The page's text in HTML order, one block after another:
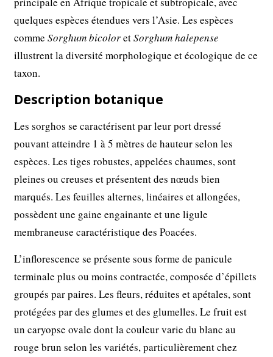
quelques espèces étendues vers l’Asie. Les espèces
commeSorghum bicoloretSorghum halepense
illustrent la diversité morphologique et écologique de ce
taxon.
Description botanique
Les sorghos se caractérisent par leur port dressé
pouvant atteindre 1 à 5 mètres de hauteur selon les
espèces. Les tiges robustes, appelées chaumes, sont
pleines ou creuses et présentent des nœuds bien
marqués. Les feuilles alternes, linéaires et allongées,
possèdent une gaine engainante et une ligule
membraneuse caractéristique des Poacées.
L’inflorescence se présente sous forme de panicule
terminale plus ou moins contractée, composée d’épillets
groupés par paires. Les fleurs, réduites et apétales, sont
protégées par des glumes et des glumelles. Le fruit est
un caryopse ovale dont la couleur varie du blanc au
rouge brun selon les variétés, particulièrement chez